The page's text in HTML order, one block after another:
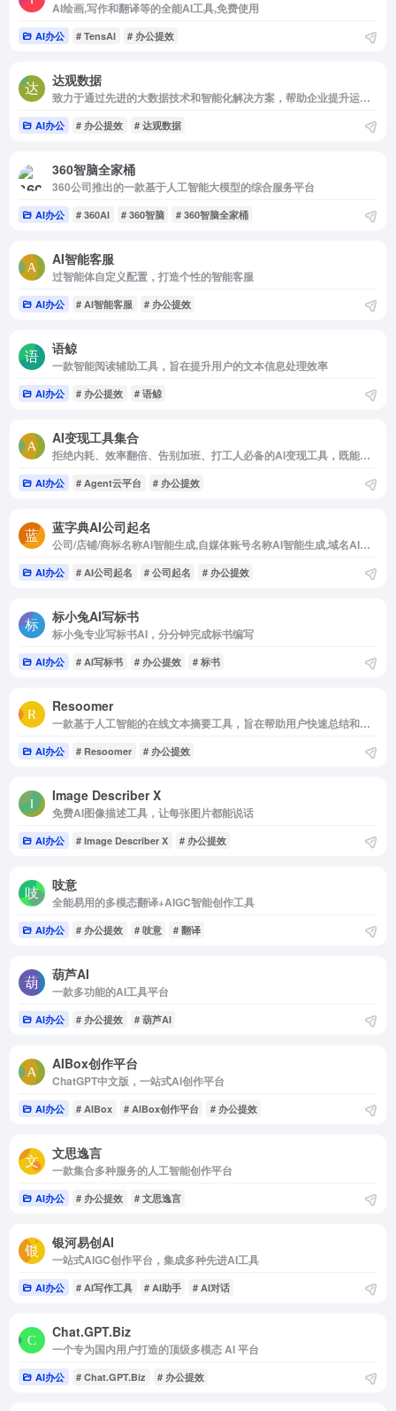
AI绘画,写作和翻译等的全能AI工具,免费使用
AI办公 # TensAI # 办公提效
达观数据
致力于通过先进的大数据技术和智能化解决方案，帮助企业提升运营效率和竞争力，推动企业在大数据时代的持续发展
AI办公 # 办公提效 # 达观数据
360智脑全家桶
360公司推出的一款基于人工智能大模型的综合服务平台
AI办公 # 360AI # 360智脑 # 360智脑全家桶
AI智能客服
过智能体自定义配置，打造个性的智能客服
AI办公 # AI智能客服 # 办公提效
语鲸
一款智能阅读辅助工具，旨在提升用户的文本信息处理效率
AI办公 # 办公提效 # 语鲸
AI变现工具集合
拒绝内耗、效率翻倍、告别加班、打工人必备的AI变现工具，既能提高工作效率，又能当做副业赚米
AI办公 # Agent云平台 # 办公提效
蓝字典AI公司起名
公司/店铺/商标名称AI智能生成,自媒体账号名称AI智能生成,域名AI智能生成
AI办公 # AI公司起名 # 公司起名 # 办公提效
标小兔AI写标书
标小兔专业写标书AI，分分钟完成标书编写
AI办公 # AI写标书 # 办公提效 # 标书
Resoomer
一款基于人工智能的在线文本摘要工具，旨在帮助用户快速总结和分析各种类型的文本内容
AI办公 # Resoomer # 办公提效
Image Describer X
免费AI图像描述工具，让每张图片都能说话
AI办公 # Image Describer X # 办公提效
吱意
全能易用的多模态翻译+AIGC智能创作工具
AI办公 # 办公提效 # 吱意 # 翻译
葫芦AI
一款多功能的AI工具平台
AI办公 # 办公提效 # 葫芦AI
AIBox创作平台
ChatGPT中文版，一站式AI创作平台
AI办公 # AIBox # AIBox创作平台 # 办公提效
文思逸言
一款集合多种服务的人工智能创作平台
AI办公 # 办公提效 # 文思逸言
银河易创AI
一站式AIGC创作平台，集成多种先进AI工具
AI办公 # AI写作工具 # AI助手 # AI对话
Chat.GPT.Biz
一个专为国内用户打造的顶级多模态 AI 平台
AI办公 # Chat.GPT.Biz # 办公提效